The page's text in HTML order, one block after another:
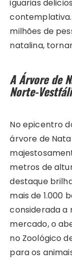
iguarias
milhões de
natalina,
A Árvore de
Norte-
No epicentro
árvore de
metros de
destaque
mais de 1.000
considerada a
mercado, o
no Zoológico
para os